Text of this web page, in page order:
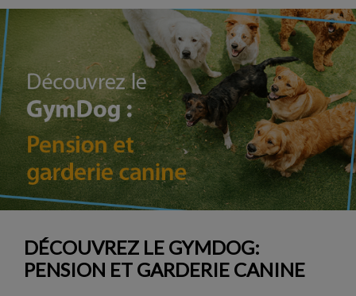
DÉCOUVREZ LE GYMDOG:
PENSION ET GARDERIE CANINE